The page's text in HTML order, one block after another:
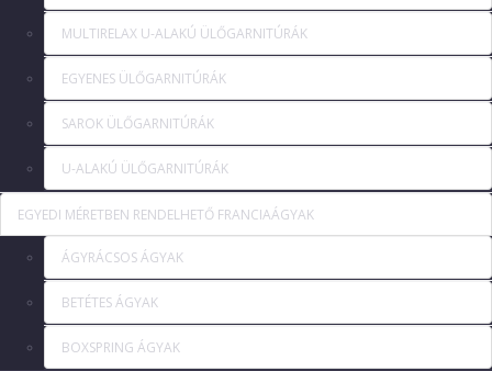
MULTIRELAX U-ALAKÚ ÜLŐGARNITÚRÁK
EGYENES ÜLŐGARNITÚRÁK
SAROK ÜLŐGARNITÚRÁK
U-ALAKÚ ÜLŐGARNITÚRÁK
EGYEDI MÉRETBEN RENDELHETŐ FRANCIAÁGYAK
ÁGYRÁCSOS ÁGYAK
BETÉTES ÁGYAK
BOXSPRING ÁGYAK